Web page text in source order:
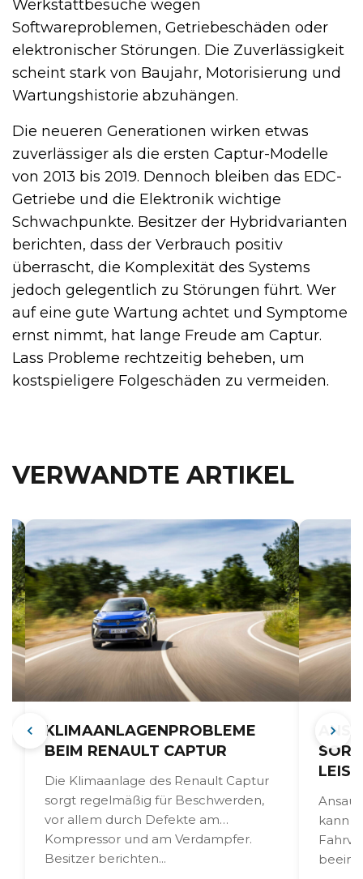
Werkstattbesuche wegen
Softwareproblemen, Getriebeschäden oder
elektronischer Störungen. Die Zuverlässigkeit
scheint stark von Baujahr, Motorisierung und
Wartungshistorie abzuhängen.
Die neueren Generationen wirken etwas
zuverlässiger als die ersten Captur-Modelle
von 2013 bis 2019. Dennoch bleiben das EDC-
Getriebe und die Elektronik wichtige
Schwachpunkte. Besitzer der Hybridvarianten
berichten, dass der Verbrauch positiv
überrascht, die Komplexität des Systems
jedoch gelegentlich zu Störungen führt. Wer
auf eine gute Wartung achtet und Symptome
ernst nimmt, hat lange Freude am Captur.
Lass Probleme rechtzeitig beheben, um
kostspieligere Folgeschäden zu vermeiden.
VERWANDTE ARTIKEL
KLIMAANLAGENPROBLEME
BEIM RENAULT CAPTUR
Die Klimaanlage des Renault Captur
sorgt regelmäßig für Beschwerden,
vor allem durch Defekte am
Kompressor und am Verdampfer.
Besitzer berichten...
kann